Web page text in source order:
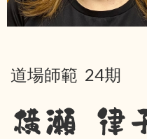
道場師範 24期
横瀬 律